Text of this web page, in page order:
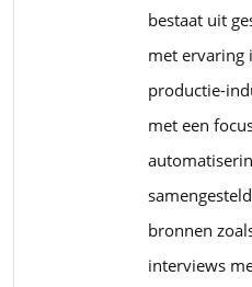
bestaat uit
met ervaring
productie-
met een
bronnen
interviews